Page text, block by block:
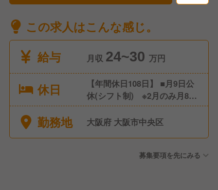
この求人はこんな感じ。
給与
月収 24~30 万円
休日
【年間休日108日】 ■月9日公
休(シフト制) ※2月のみ月8日
休 ■有給休暇／社内規定に基
づき10日～20日 ■慶弔休暇 ■
■介護休暇(取得実績あり) ■そ
勤務地 大阪府 大阪市中央区
募集要項を先にみる